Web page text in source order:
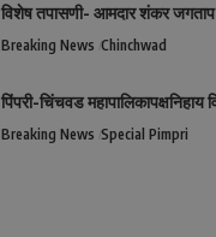
विशेष तपासणी- आमदार शंकर जगताप
Breaking News Chinchwad
पिंपरी-चिंचवड महापालिकापक्षनिहाय
Breaking News Special Pimpri